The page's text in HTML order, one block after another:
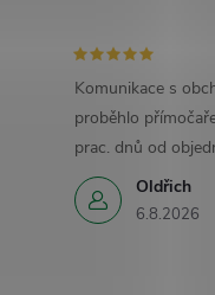
Oldřich
6.8.2026
Komunikace s
proběhlo
prac. dnů od